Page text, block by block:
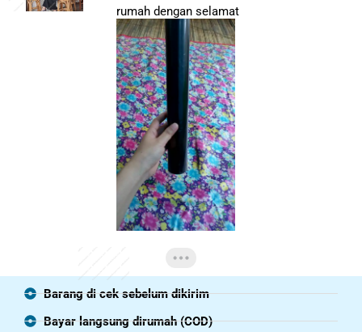
rumah dengan selamat
Barang di cek sebelum dikirim
Bayar langsung dirumah (COD)